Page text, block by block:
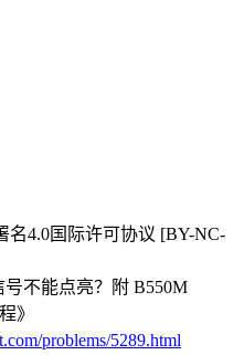
名4.0国际许可协议 [BY-NC-
不能点亮？附 B550M
》
problems/5289.html